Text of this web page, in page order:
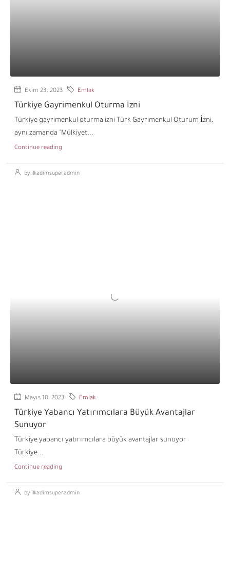
Ekim 23, 2023 Emlak
Türkiye Gayrimenkul Oturma Izni
Türkiye gayrimenkul oturma izni Türk Gayrimenkul Oturum İzni,
aynı zamanda "Mülkiyet...
Continue reading
by ilkadimsuperadmin
Mayıs 10, 2023 Emlak
Türkiye Yabancı Yatırımcılara Büyük Avantajlar
Sunuyor
Türkiye yabancı yatırımcılara büyük avantajlar sunuyor
Türkiye...
Continue reading
by ilkadimsuperadmin